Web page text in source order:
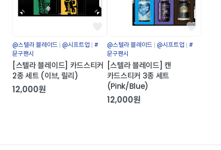
@스텔라 블레이드 @시프트업
#
문구팬시
[스텔라 블레이드] 카드스티커
2종 세트 (이브, 릴리)
12,000원
@스텔라 블레이드 @시프트업
#
문구팬시
[스텔라 블레이드] 캔
카드스티커 3종 세트
(Pink/Blue)
12,000원